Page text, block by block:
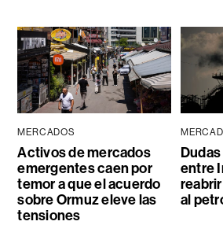
MERCADOS
Activos de mercados
emergentes caen por
temor a que el acuerdo
sobre Ormuz eleve las
tensiones
entre
al